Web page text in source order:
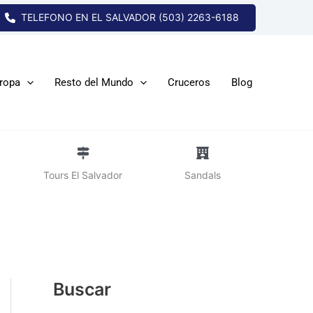
TELEFONO EN EL SALVADOR (503) 2263-6188
Resto del Mundo Cruceros Blog
Tours El Salvador Sandals
Buscar